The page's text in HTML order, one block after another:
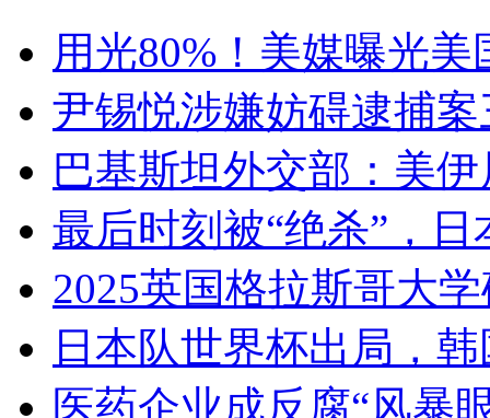
用光80%！美媒曝光美
尹锡悦涉嫌妨碍逮捕
巴基斯坦外交部：美
最后时刻被“绝杀”，
2025英国格拉斯哥大
日本队世界杯出局，
医药企业成反腐“风暴